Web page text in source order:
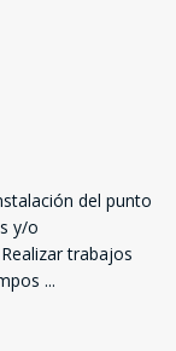
del punto
y/o
trabajos
...